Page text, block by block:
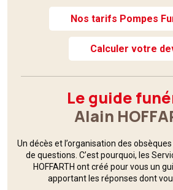
Nos tarifs Pompes
Calculer votre
Le guide
Alain
Un décès et l’organisation des
de questions. C’est pourquoi, les
HOFFARTH ont créé pour vous un
apportant les réponses dont